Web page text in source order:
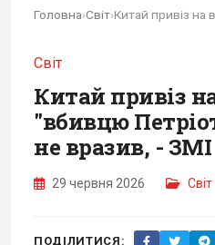
Головна›Світ›
Світ
Китай привіз
"вбивцю
не вразив, - ЗМІ
29 червня 2026 Світ
ПОДІЛИТИСЯ: